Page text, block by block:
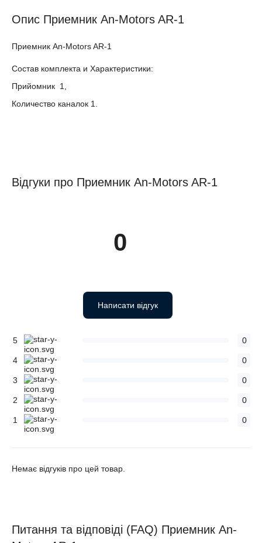
Опис Приемник An-Motors AR-1
Приемник An-Motors AR-1
Состав комплекта и Характеристики:
Прийомник 1,
Количество каналок 1.
Відгуки про Приемник An-Motors AR-1
0
Написати відгук
5 0
4 0
3 0
2 0
1 0
Немає відгуків про цей товар.
Питання та відповіді (FAQ) Приемник An-